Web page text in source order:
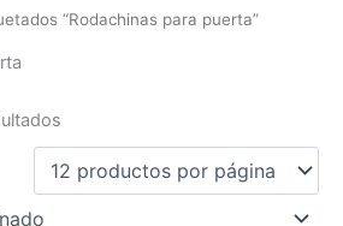
“Rodachinas para puerta”